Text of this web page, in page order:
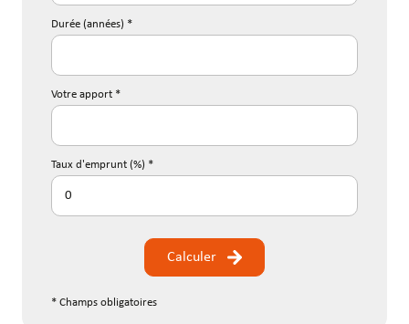
Durée (années) *
Votre apport *
Taux d'emprunt (%) *
Calculer
* Champs obligatoires